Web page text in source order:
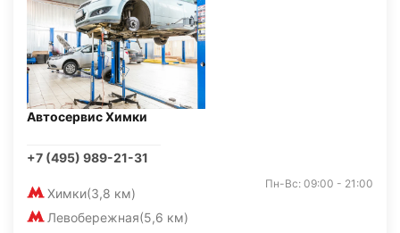
Автосервис Химки
+7 (495) 989-21-31
Химки(3,8 км)
Левобережная(5,6 км)
Пн-Вс: 09:00 - 21:00